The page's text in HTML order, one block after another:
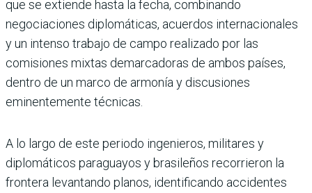
que se extiende hasta la fecha, combinando
negociaciones diplomáticas, acuerdos internacionales
y un intenso trabajo de campo realizado por las
comisiones mixtas demarcadoras de ambos países,
dentro de un marco de armonía y discusiones
eminentemente técnicas.
A lo largo de este periodo ingenieros, militares y
diplomáticos paraguayos y brasileños recorrieron la
frontera levantando planos, identificando accidentes